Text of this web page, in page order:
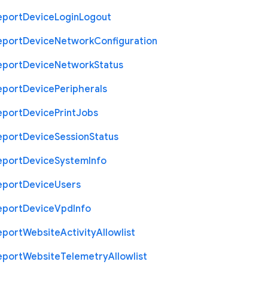
DeviceLoginLogout
DeviceNetworkConfiguration
DeviceNetworkStatus
DevicePeripherals
DevicePrintJobs
DeviceSessionStatus
DeviceSystemInfo
DeviceUsers
DeviceVpdInfo
WebsiteActivityAllowlist
WebsiteTelemetryAllowlist